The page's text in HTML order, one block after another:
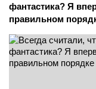
фантастика? Я
правильном